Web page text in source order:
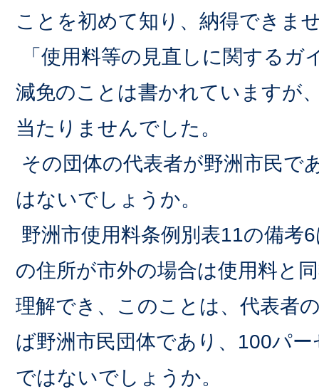
ことを初めて知り、納得できま
「使用料等の見直しに関するガ
減免のことは書かれていますが
当たりませんでした。
その団体の代表者が野洲市民で
はないでしょうか。
野洲市使用料条例別表11の備考
の住所が市外の場合は使用料と
理解でき、このことは、代表者
ば野洲市民団体であり、100パ
ではないでしょうか。